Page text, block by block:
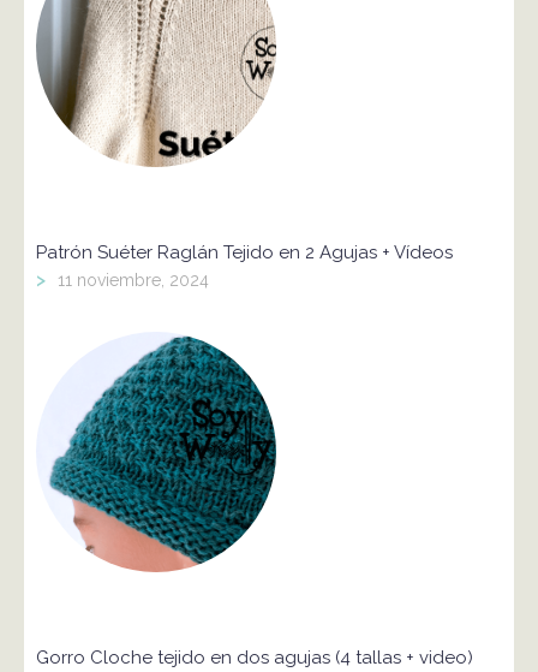
Patrón Suéter Raglán Tejido en 2 Agujas + Vídeos
> 11 noviembre, 2024
Gorro Cloche tejido en dos agujas (4 tallas + video)